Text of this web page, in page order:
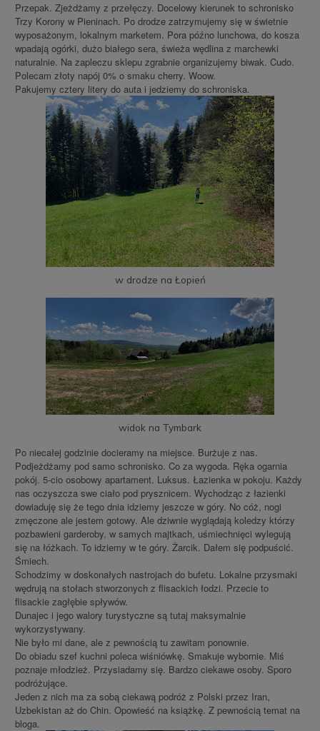
Przepak. Zjeżdżamy z przełęczy. Docelowy kierunek to schronisko
Trzy Korony w Pieninach. Po drodze zatrzymujemy się w świetnie
wyposażonym, lokalnym marketem. Pora późno lunchowa, do kosza
wpadają ogórki, dużo białego sera, świeża wędlina z marchewki
naturalnie. Na zapleczu sklepu zgrabnie organizujemy biwak. Cudo.
Polecam złoty napój 0% o smaku cherry. Woow.
Pakujemy cztery litery do auta i jedziemy do schroniska.
w drodze na Łopień
widok na Tymbark
Po niecałej godzinie docieramy na miejsce. Burżuje z nas.
Podjeżdżamy pod samo schronisko. Co za wygoda. Ręka ogarnia
pokój. 5-cio osobowy apartament. Luksus. Łazienka w pokoju. Każdy
nas oczyszcza swe ciało pod prysznicem. Wychodząc z łazienki
dowiaduję się że tego dnia idziemy jeszcze w góry. No cóż, nogi
zmęczone ale jestem gotowy. Ale dziwnie wyglądają koledzy którzy
pozbawieni garderoby, w samych majtkach, uśmiechnięci wylegują
się na łóżkach. To idziemy w te góry. Żarcik. Dałem się podpuścić.
Śmiech.
Schodzimy w doskonałych nastrojach do bufetu. Lokalne przysmaki
wędrują na stołach stworzonych z flisackich łodzi. Przecie to
flisackie zagłębie spływów.
Dunajec i jego walory turystyczne są tutaj maksymalnie
wykorzystywany.
Nie było mi dane, ale z pewnością tu zawitam ponownie.
Do obiadu szef kuchni poleca wiśniówkę. Smakuje wybornie. Miś
poznaje młodzież. Przysiadamy się. Bardzo ciekawe osoby. Sporo
podróżujące.
Jeden z nich ma za sobą ciekawą podróż z Polski przez Iran,
Uzbekistan aż do Chin. Opowieść na książkę. Z pewnością temat na
bloga.